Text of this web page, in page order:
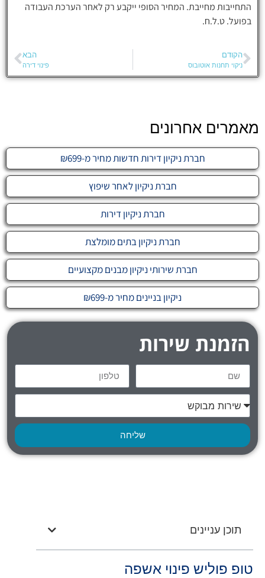
התחייבות מחייבת. המחיר הסופי ייקבע רק לאחר הערכת העבודה
בפועל. ט.ל.ח.
הקודם
ניקוי תחנות אוטובוס
הבא
פינוי דירה
מאמרים אחרונים
חברת ניקיון דירות חדשות מחיר מ-₪699
חברת ניקיון לאחר שיפוץ
חברת ניקיון דירות
חברת ניקיון בתים מומלצת
חברת שירותי ניקיון מבנים מקצועיים
ניקיון בניינים מחיר מ-₪699
הזמנת שירות
שליחה
תוכן עניינים
טופ פוליש פינוי אשפה